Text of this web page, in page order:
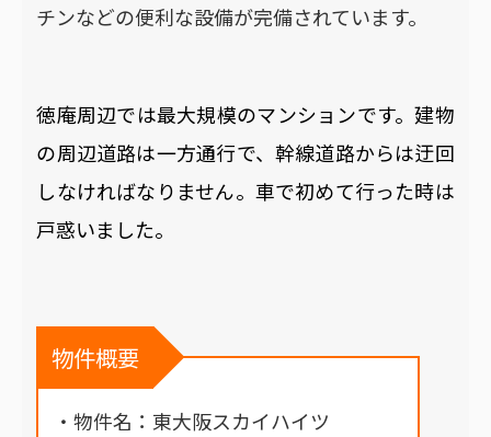
チンなどの便利な設備が完備されています。
徳庵周辺では最大規模のマンションです。建物
の周辺道路は一方通行で、幹線道路からは迂回
しなければなりません。車で初めて行った時は
戸惑いました。
物件概要
・物件名：東大阪スカイハイツ